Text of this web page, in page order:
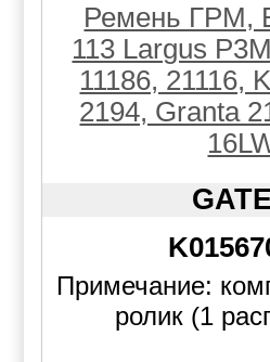
Ремень ГРМ,
113 Largus
11186, 21116,
2194, Granta
Примечание:
ролик (1